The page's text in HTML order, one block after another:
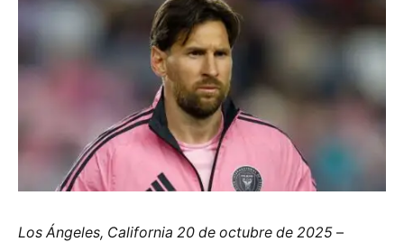
Los Ángeles, California 20 de octubre de 2025 –